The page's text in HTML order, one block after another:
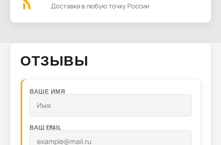
Доставка в любую точку России
ОТЗЫВЫ
ВАШЕ ИМЯ
ВАШ EMAIL